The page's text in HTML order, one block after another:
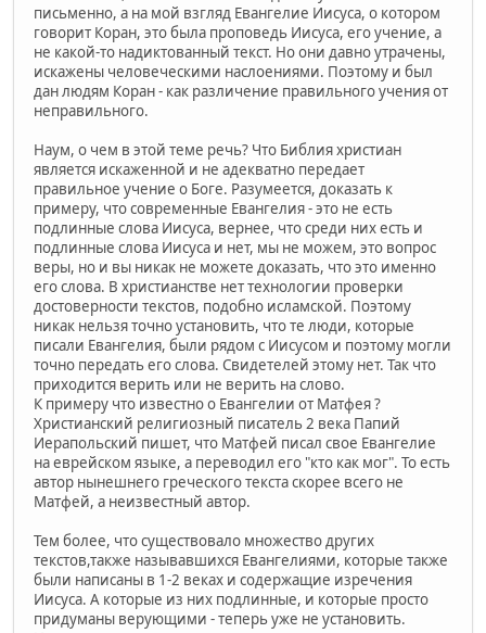
письменно, а на мой взгляд Евангелие Иисуса, о котором
говорит Коран, это была проповедь Иисуса, его учение, а
не какой-то надиктованный текст. Но они давно утрачены,
искажены человеческими наслоениями. Поэтому и был
дан людям Коран - как различение правильного учения от
неправильного.
Наум, о чем в этой теме речь? Что Библия христиан
является искаженной и не адекватно передает
правильное учение о Боге. Разумеется, доказать к
примеру, что современные Евангелия - это не есть
подлинные слова Иисуса, вернее, что среди них есть и
подлинные слова Иисуса и нет, мы не можем, это вопрос
веры, но и вы никак не можете доказать, что это именно
его слова. В христианстве нет технологии проверки
достоверности текстов, подобно исламской. Поэтому
никак нельзя точно установить, что те люди, которые
писали Евангелия, были рядом с Иисусом и поэтому могли
точно передать его слова. Свидетелей этому нет. Так что
приходится верить или не верить на слово.
К примеру что известно о Евангелии от Матфея ?
Христианский религиозный писатель 2 века Папий
Иерапольский пишет, что Матфей писал свое Евангелие
на еврейском языке, а переводил его "кто как мог". То есть
автор нынешнего греческого текста скорее всего не
Матфей, а неизвестный автор.
Тем более, что существовало множество других
текстов,также называвшихся Евангелиями, которые также
были написаны в 1-2 веках и содержащие изречения
Иисуса. А которые из них подлинные, и которые просто
придуманы верующими - теперь уже не установить.